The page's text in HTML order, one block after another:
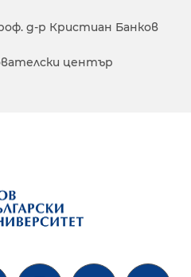
д-р Кристиан Банков
център